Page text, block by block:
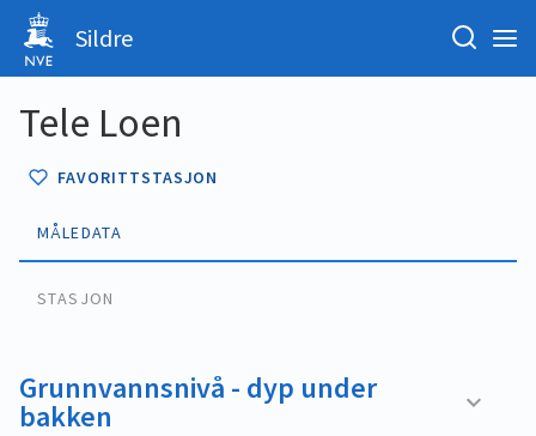
Sildre
Tele Loen
FAVORITTSTASJON
MÅLEDATA
STASJON
Grunnvannsnivå - dyp under
bakken